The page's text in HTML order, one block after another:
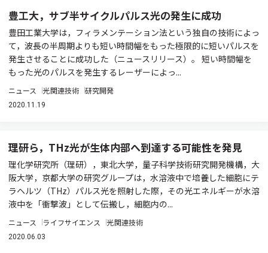
豊工大，サブ半サイクルパルス光の発生に成功
豊田工業大学は，フィラメンテーション法という独自の技術によっ
て，波長の半周期よりも短い時間幅をもった極限的に短いパルスを
発生させることに成功した（ニュースリリース）。 短い時間幅を
もった光のパルスを発生するレーザーによっ...
ニュース 光関連技術 研究開発
2020.11.19
理研ら，THz光が生体内部へ到達する可能性を発見
理化学研究所（理研），東北大学，量子科学技術研究開発機構，大
阪大学，京都大学の研究グループは，水溶液中で培養した細胞にテ
ラヘルツ（THz）パルス光を照射した際，その光エネルギーが水溶
液中を「衝撃波」として伝搬し，細胞内の...
ニュース ライフサイエンス 光関連技術
2020.06.03